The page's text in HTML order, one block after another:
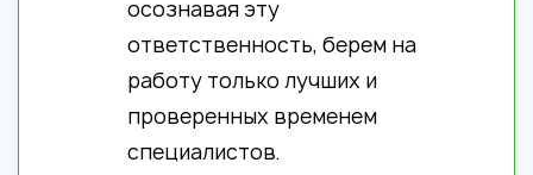
осознавая эту
ответственность, берем на
работу только лучших и
проверенных временем
специалистов.